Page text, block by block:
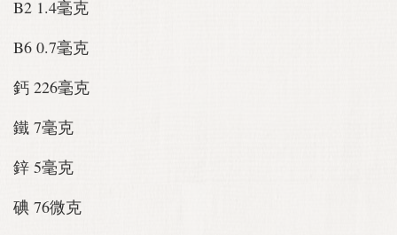
B2 1.4毫克
B6 0.7毫克
鈣 226毫克
鐵 7毫克
鋅 5毫克
碘 76微克